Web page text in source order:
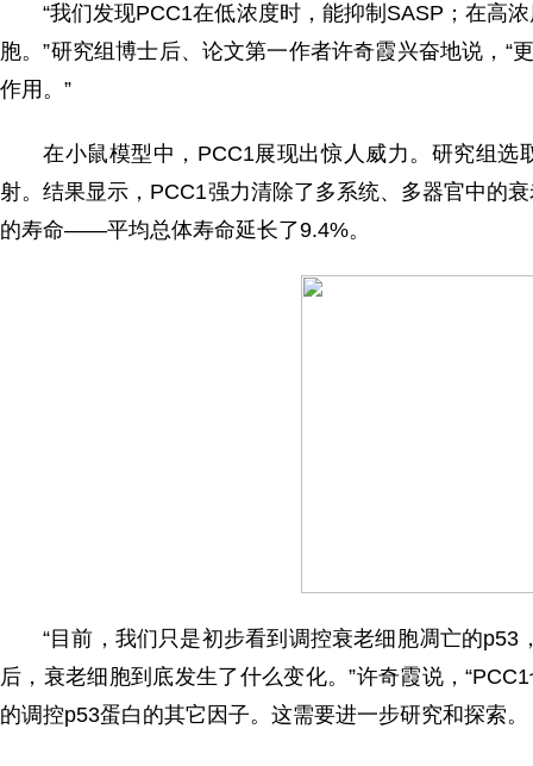
“我们发现PCC1在低浓度时，能抑制SASP；在高
胞。”研究组博士后、论文第一作者许奇霞兴奋地说，
作用。”
在小鼠模型中，PCC1展现出惊人威力。研究组
射。结果显示，PCC1强力清除了多系统、多器官中的
的寿命——平均总体寿命延长了9.4%。
“目前，我们只是初步看到调控衰老细胞凋亡的
后，衰老细胞到底发生了什么变化。”许奇霞说，
的调控p53蛋白的其它因子。这需要进一步研究和探索。